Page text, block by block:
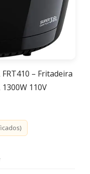
– Fritadeira
110V